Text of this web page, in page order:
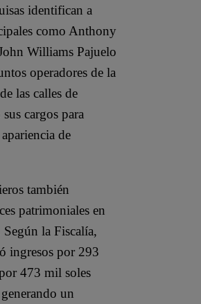
identifican a
como Anthony
Williams Pajuelo
operadores de la
las calles de
cargos para
de
también
patrimoniales en
la Fiscalía,
ingresos por 293
473 mil soles
un